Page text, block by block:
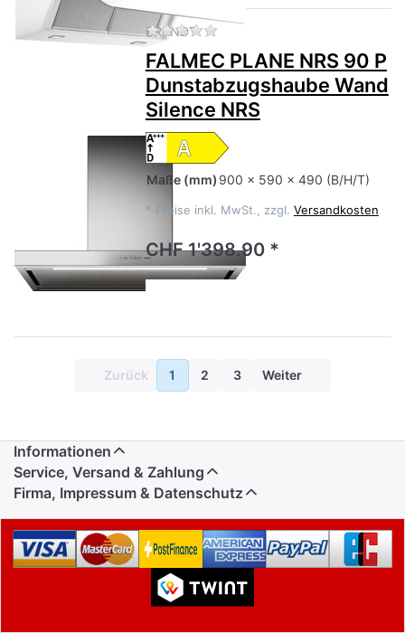
BRANDT Zu diesem Produkt liegen
FALMEC PLANE NRS 90 P
Dunstabzugshaube Wand
Silence NRS
Maße (mm) 900 x 590 x 490 (B/H/T)
* Preise inkl. MwSt., zzgl. Versandkosten
CHF 1'398.90 *
Zurück 1 2 3 Weiter
Informationen
Service, Versand & Zahlung
Firma, Impressum & Datenschutz